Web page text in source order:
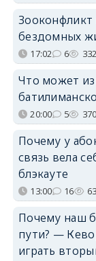
Зооконфликт
бездомных
17:02 6
Что может
20:00 5
Почему у
связь вела
блэкауте
13:00 16
Почему наш
пути? —
играть